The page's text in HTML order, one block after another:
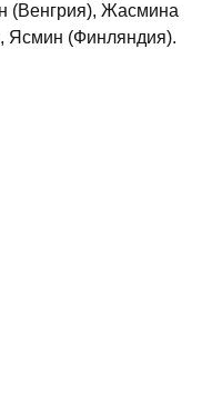
(Венгрия), Жасмина
Ясмин (Финляндия).